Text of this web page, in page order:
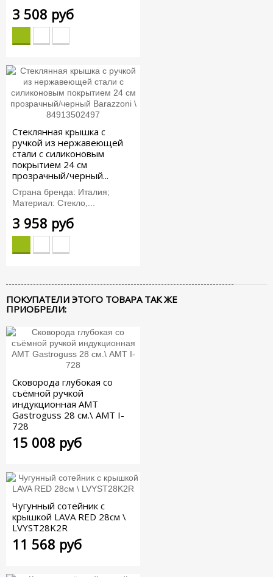
3 508 руб
Стеклянная крышка с
ручкой из нержавеющей
стали с силиконовым
покрытием 24 см
прозрачный/черный...
Страна бренда: Италия;
Материал: Стекло,...
3 958 руб
ПОКУПАТЕЛИ ЭТОГО ТОВАРА ТАК ЖЕ
ПРИОБРЕЛИ:
Сковорода глубокая со
съёмной ручкой
индукционная AMT
Gastroguss 28 см.\ AMT I-
728
15 008 руб
Чугунный сотейник с
крышкой LAVA RED 28см \
LVYST28K2R
11 568 руб